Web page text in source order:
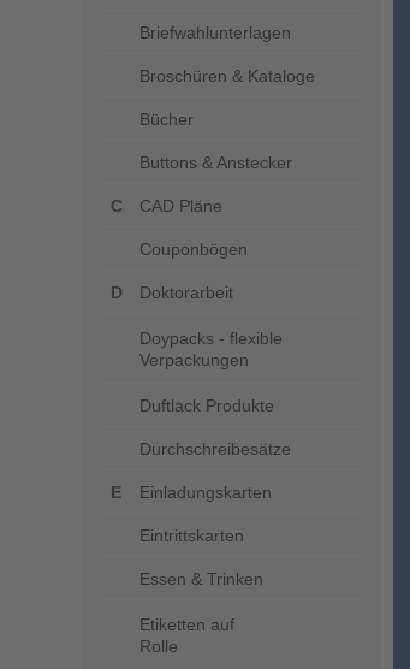
Briefwahlunterlagen
Broschüren & Kataloge
Bücher
Buttons & Anstecker
CAD Pläne
Couponbögen
Doktorarbeit
Doypacks - flexible
Verpackungen
Duftlack Produkte
Durchschreibesätze
Einladungskarten
Eintrittskarten
Essen & Trinken
Etiketten auf
Rolle